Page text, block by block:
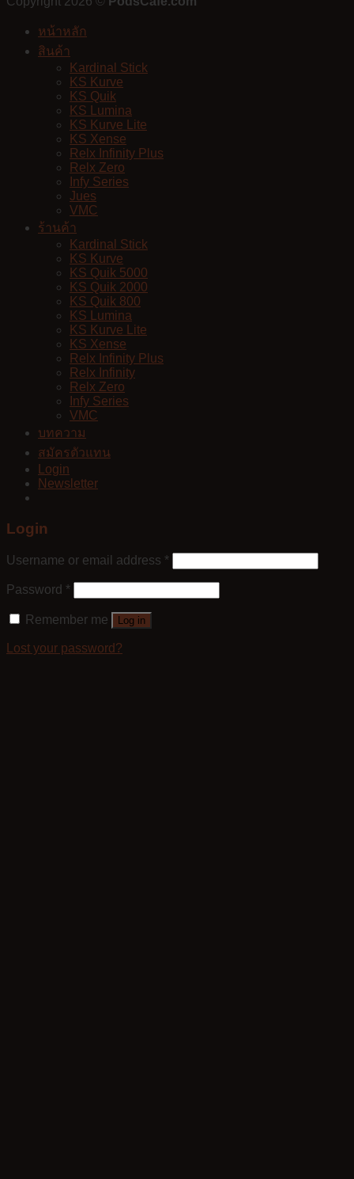
หน้าหลัก
สินค้า
Kardinal Stick
KS Kurve
KS Quik
KS Lumina
KS Kurve Lite
KS Xense
Relx Infinity Plus
Relx Zero
Infy Series
Jues
VMC
ร้านค้า
Kardinal Stick
KS Kurve
KS Quik 5000
KS Quik 2000
KS Quik 800
KS Lumina
KS Kurve Lite
KS Xense
Relx Infinity Plus
Relx Infinity
Relx Zero
Infy Series
VMC
บทความ
สมัครตัวแทน
Login
Newsletter
Login
Username or email address *
Password *
Remember me Log in
Lost your password?